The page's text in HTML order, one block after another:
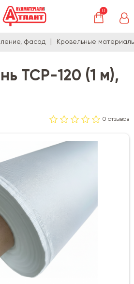
0
фасад Кровельные
TCP-120 (1 м),
0 отзывов